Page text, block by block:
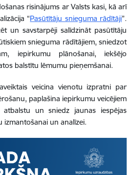
risinājums ar Valsts kasi, kā arī
“Pasūtītāju snieguma rādītāji”.
un savstarpēji salīdzināt pasūtītāju
snieguma rādītājiem, sniedzot
iepirkumu plānošanai, iekšējo
balstītu lēmumu pieņemšanai.
veicina vienotu izpratni par
paplašina iepirkumu veicējiem
atbalstu un sniedz jaunas iespējas
un analīzei.